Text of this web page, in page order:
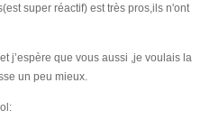
super réactif) est très pros,ils n'ont
j’espère que vous aussi ,je voulais la
un peu mieux.